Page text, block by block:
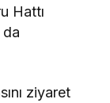
Hattı
da
ziyaret